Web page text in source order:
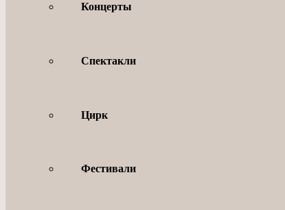
Концерты
Спектакли
Цирк
Фестивали